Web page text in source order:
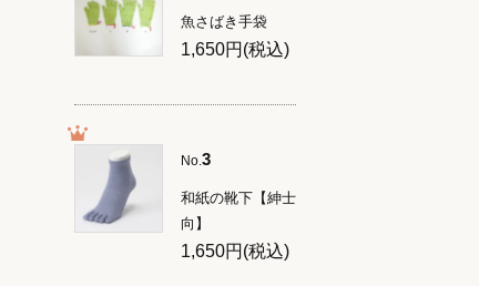
魚さばき手袋
1,650円(税込)
No.3
和紙の靴下【紳士
向】
1,650円(税込)